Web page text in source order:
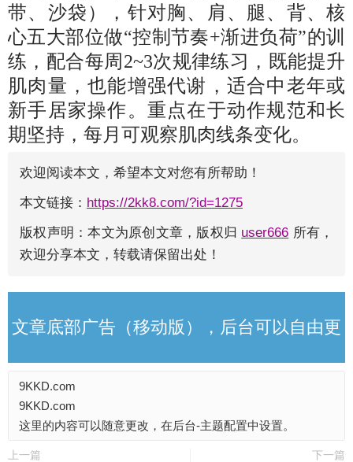
带、沙袋），针对胸、肩、腿、背、核
心五大部位做“控制节奏+渐进负荷”的训
练，配合每周2~3次规律练习，既能提升
肌肉量，也能增强代谢，适合中老年或
新手居家操作。重点在于动作规范和长
期坚持，每月可观察肌肉线条变化。
欢迎阅读本文，希望本文对您有所帮助！
本文链接： https://2kk8.com/?id=1275
版权声明：本文为原创文章，版权归 user666 所有，
欢迎分享本文，转载请保留出处！
文章底部广告（移动版），后台可以自由更
9KKD.com
9KKD.com
这里的内容可以随意更改，在后台-主题配置中设置。
上一篇
下一篇